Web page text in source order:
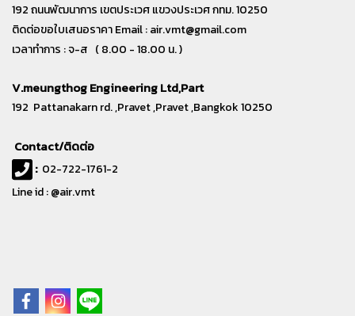
192 ถนนพัฒนาการ เขตประเวศ แขวงประเวศ กทม. 10250
ติดต่อขอใบเสนอราคา Email :air.vmt@gmail.com
เวลาทำการ : จ-ส ( 8.00 - 18.00 น. )
V.meungthog Engineering Ltd,Part
192 Pattanakarn rd. ,Pravet ,Pravet ,Bangkok 10250
Contact/ติดต่อ
: 02-722-1761-2
Line id : @air.vmt